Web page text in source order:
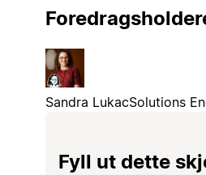
Sandra LukacSolutions
Fyll ut dette